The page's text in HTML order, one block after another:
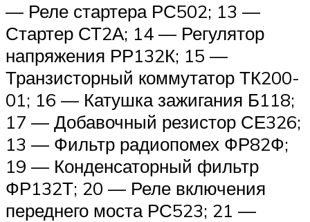
— Реле стартера РС502; 13 —
Стартер СТ2А; 14 — Регулятор
напряжения РР132К; 15 —
Транзисторный коммутатор ТК200-
01; 16 — Катушка зажигания Б118;
17 — Добавочный резистор СЕ326;
13 — Фильтр радиопомех ФР82Ф;
19 — Конденсаторный фильтр
ФР132Т; 20 — Реле включения
переднего моста РС523; 21 —